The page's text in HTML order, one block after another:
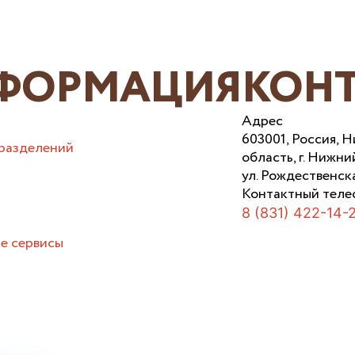
сервисы
Адрес
603001, Россия,
область, г.
ул.
Контактный
8 (831) 422-14-